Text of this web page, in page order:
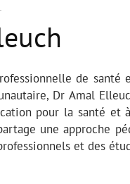
de santé
Dr Amal
pour la santé et
une approche
et des